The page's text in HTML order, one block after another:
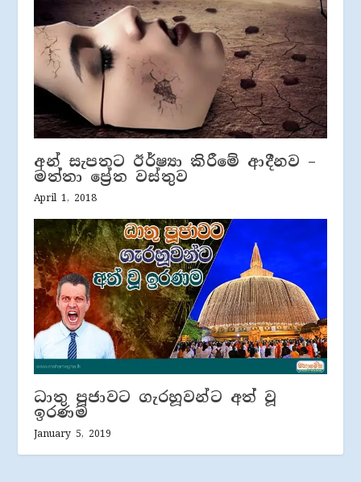
අන් සැපතට ඊර්ෂ්‍යා කිරීමේ ආදීනව –
මත්තා ප්‍රේත වස්තුව
April 1, 2018
ධාතු පූජාවට ගැරහූවන්ට අත් වූ
ඉරණම
January 5, 2019